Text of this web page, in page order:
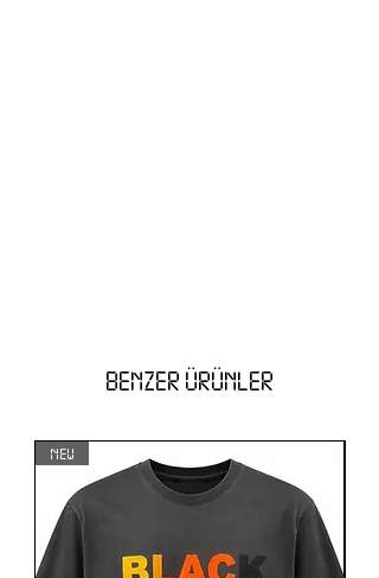
BENZER ÜRÜNLER
NEW